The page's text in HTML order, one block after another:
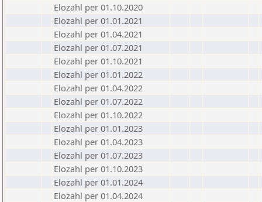
Elozahl per 01.10.2020
Elozahl per 01.01.2021
Elozahl per 01.04.2021
Elozahl per 01.07.2021
Elozahl per 01.10.2021
Elozahl per 01.01.2022
Elozahl per 01.04.2022
Elozahl per 01.07.2022
Elozahl per 01.10.2022
Elozahl per 01.01.2023
Elozahl per 01.04.2023
Elozahl per 01.07.2023
Elozahl per 01.10.2023
Elozahl per 01.01.2024
Elozahl per 01.04.2024